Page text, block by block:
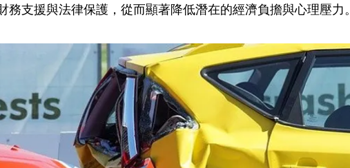
務支援與法律保護，從而顯著降低潛在的經濟負擔與心理壓力。